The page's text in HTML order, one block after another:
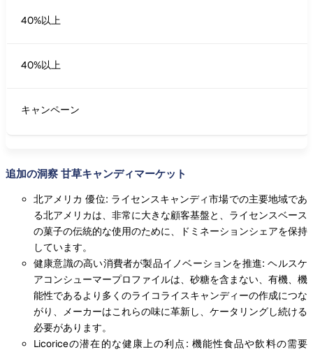
40%以上
40%以上
キャンペーン
追加の洞察 甘草キャンディマーケット
北アメリカ 優位: ライセンスキャンディ市場での主要地域であ
る北アメリカは、非常に大きな顧客基盤と、ライセンスベース
の菓子の伝統的な使用のために、ドミネーションシェアを保持
しています。
健康意識の高い消費者が製品イノベーションを推進: ヘルスケ
アコンシューマープロファイルは、砂糖を含まない、有機、機
能性であるより多くのライコライスキャンディーの作成につな
がり、メーカーはこれらの味に革新し、ケータリングし続ける
必要があります。
Licoriceの潜在的な健康上の利点: 機能性食品や飲料の需要